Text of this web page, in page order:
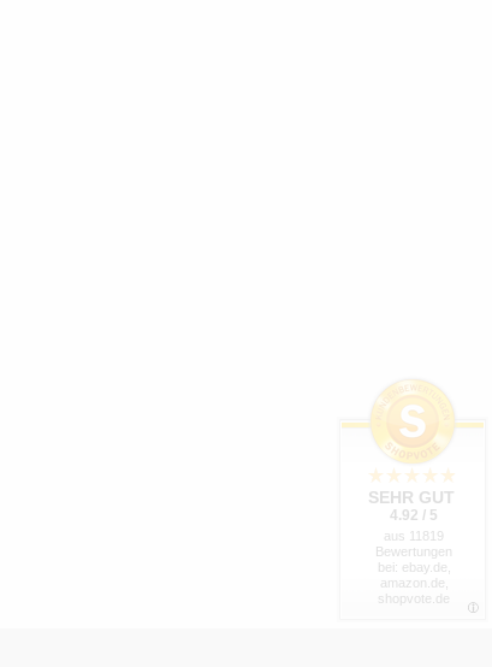
SEHR GUT
4.92 / 5
aus 11819
Bewertungen
bei: ebay.de,
amazon.de,
shopvote.de